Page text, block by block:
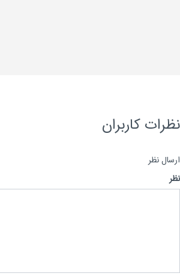
کاربران
نظر